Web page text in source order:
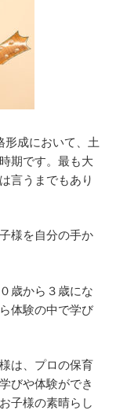
形成において、土
期です。最も大
言うまでもあり
様を自分の手か
歳から３歳にな
体験の中で学び
は、プロの保育
びや体験ができ
子様の素晴らし